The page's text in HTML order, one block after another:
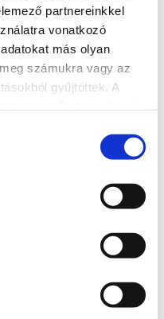
partnereinkkel
vonatkozó
más olyan
számukra vagy az
gyűjtöttek. A